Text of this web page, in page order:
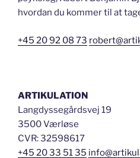
hvordan du kommer til at
+45 20 92 08 73
ARTIKULATION
Langdyssegårdsvej 19
3500 Værløse
CVR: 32598617
+45 20 33 51 35